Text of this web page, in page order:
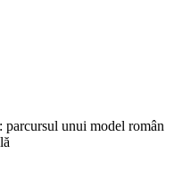
unui model român